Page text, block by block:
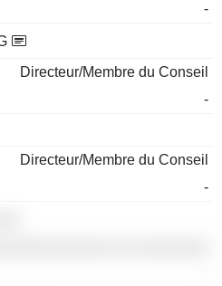
-
Directeur/Membre du Conseil
-
Directeur/Membre du Conseil
-